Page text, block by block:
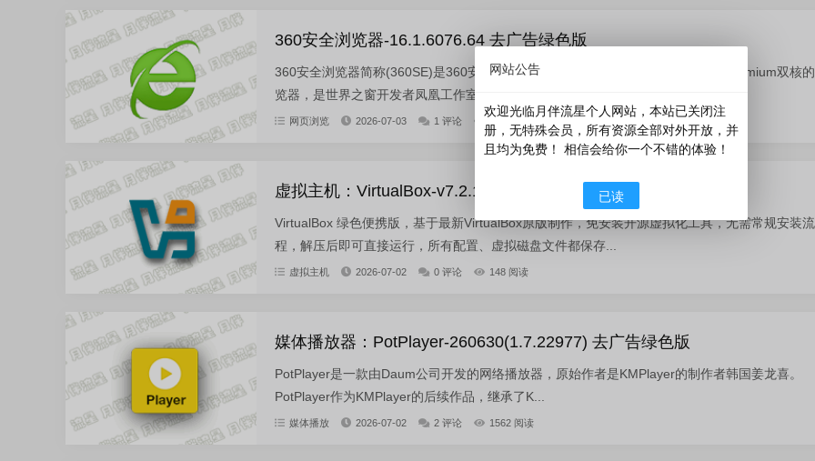
360安全浏览器-16.1.6076.64 去广告绿色版
360安全浏览器简称(360SE)是360安全中心推出的一款基于Internet Explorer和Chromium双核
览器，是世界之窗开发者凤凰工作室和3...
网页浏览 2026-07-03 1 评论 2210 阅读
虚拟主机：VirtualBox-v7.2.12.174389 绿色便携版
VirtualBox 绿色便携版，基于最新VirtualBox原版制作，免安装开源虚拟化工具，无需常规安装流
程，解压后即可直接运行，所有配置、虚拟磁盘文件都保存...
虚拟主机 2026-07-02 0 评论 148 阅读
媒体播放器：РotРlayer-260630(1.7.22977) 去广告绿色版
PotPlayer是一款由Daum公司开发的网络播放器，原始作者是KMPlayer的制作者韩国姜龙喜。
PotPlayer作为KMPlayer的后续作品，继承了K...
媒体播放 2026-07-02 2 评论 1562 阅读
网站公告
欢迎光临月伴流星个人网站，本站已关闭注
册，无特殊会员，所有资源全部对外开放，并
且均为免费！ 相信会给你一个不错的体验！
已读